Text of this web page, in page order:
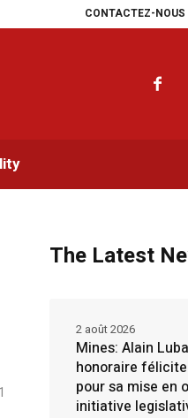
CONTACTEZ-NOUS
de la RDC. Parlement
1
The Latest
Mines: Alain
honoraire
pour sa mise en
initiative
2 août 2026